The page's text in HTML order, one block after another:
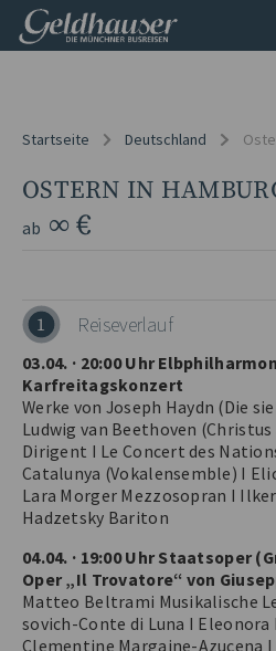
Startseite Deutschland
OSTERN IN
ab ∞ €
1 Reiseverlauf
03.04. · 20:00 Uhr
Karfreitagskonzert
Werke von Joseph Haydn (Die
Ludwig van Beethoven
Dirigent I Le Concert des
Catalunya (Vokalensemble) I
Lara Morger Mezzosopran I
Hadzetsky Bariton
04.04. · 19:00 Uhr Staatsoper
Oper „Il Trovatore“ von
Matteo Beltrami Musikalische
sovich-Conte di Luna I
Clementine Margaine-Azucena I